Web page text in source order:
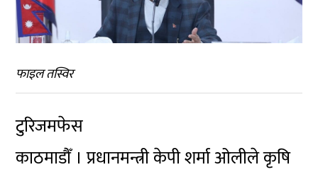
फाइल तस्विर
टुरिजमफेस
काठमाडौँ । प्रधानमन्त्री केपी शर्मा ओलीले कृषि